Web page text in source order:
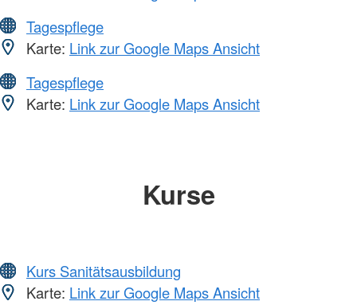
Tagespflege
Karte: Link zur Google Maps Ansicht
Tagespflege
Karte: Link zur Google Maps Ansicht
Kurse
Kurs Sanitätsausbildung
Karte: Link zur Google Maps Ansicht